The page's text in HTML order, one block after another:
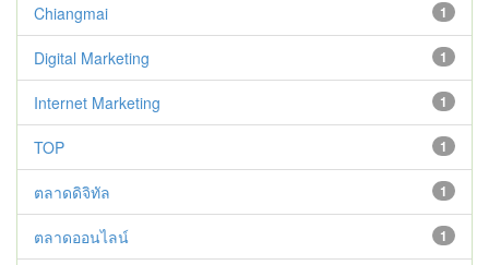
1
Chiangmai
1
Digital Marketing
1
Internet Marketing
1
TOP
1
ตลาดดิจิทัล
1
ตลาดออนไลน์